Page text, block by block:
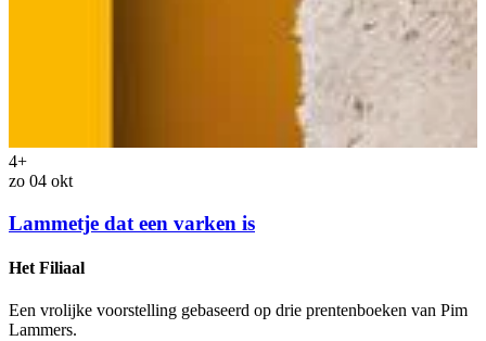
4+
zo 04 okt
Lammetje dat een varken is
Het Filiaal
Een vrolijke voorstelling gebaseerd op drie prentenboeken van Pim
Lammers.